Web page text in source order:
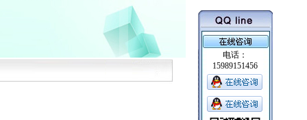
电话：
15989151456